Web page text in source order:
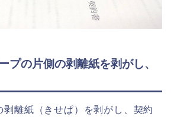
の片側の剥離紙を剥がし、
剥離紙（きせぱ）を剥がし、契約